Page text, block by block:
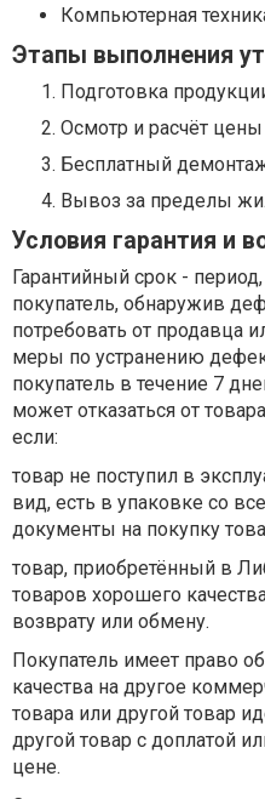
Компьютерная
Этапы выполнения
Подготовка
Осмотр и расчёт цены
Бесплатный
Вывоз за пределы
Условия гарантия и
Гарантийный срок -
покупатель, обнаружив
потребовать от продавца
меры по устранению
покупатель в течение 7
может отказаться от
если:
товар не поступил в
вид, есть в упаковке со
документы на покупку
товар, приобретённый в
товаров хорошего
возврату или обмену.
Покупатель имеет право
качества на другое
товара или другой товар
другой товар с доплатой
цене.